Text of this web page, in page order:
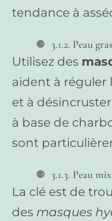
tendance à
3.1.2. Peau
Utilisez des
aident à réguler
et à
à base de
sont
3.1.3. Peau
La clé est de
des masques